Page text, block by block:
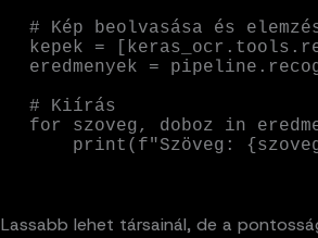
# Kép beolvasása és
kepek =
eredmenyek =
# Kiírás
for szoveg, doboz in
print(f"Szöveg:
Lassabb lehet társainál, de a